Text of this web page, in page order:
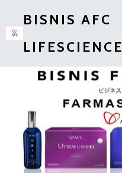
BISNIS AFC
LIFESCIENCE